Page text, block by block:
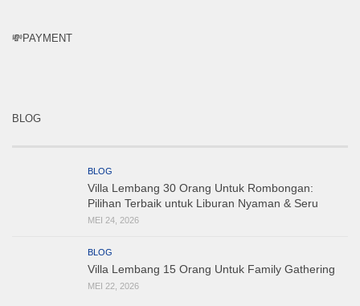
💸PAYMENT
BLOG
BLOG
Villa Lembang 30 Orang Untuk Rombongan:
Pilihan Terbaik untuk Liburan Nyaman & Seru
MEI 24, 2026
BLOG
Villa Lembang 15 Orang Untuk Family Gathering
MEI 22, 2026